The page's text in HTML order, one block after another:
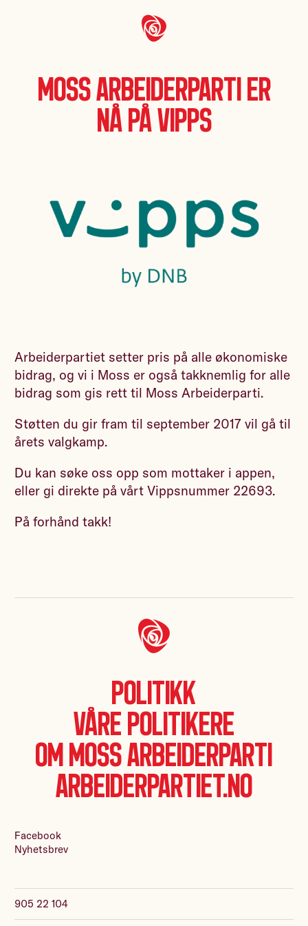
Moss Arbeiderparti er
nå på Vipps
Arbeiderpartiet setter pris på alle økonomiske
bidrag, og vi i Moss er også takknemlig for alle
bidrag som gis rett til Moss Arbeiderparti.
Støtten du gir fram til september 2017 vil gå til
årets valgkamp.
Du kan søke oss opp som mottaker i appen,
eller gi direkte på vårt Vippsnummer 22693.
På forhånd takk!
Politikk
Våre politikere
Om Moss Arbeiderparti
Arbeiderpartiet.no
905 22 104
Facebook
Nyhetsbrev